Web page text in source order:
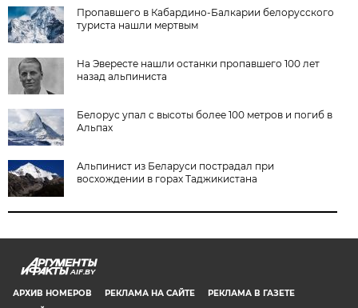
Пропавшего в Кабардино-Балкарии белорусского
туриста нашли мертвым
На Эвересте нашли останки пропавшего 100 лет
назад альпиниста
Белорус упал с высоты более 100 метров и погиб в
Альпах
Альпинист из Беларуси пострадал при
восхождении в горах Таджикистана
AIF.BY
АРХИВ НОМЕРОВ РЕКЛАМА НА САЙТЕ
РЕКЛАМА В ГАЗЕТЕ